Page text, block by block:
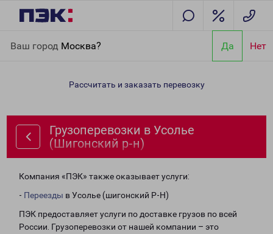
Ваш город Москва? Да Нет
р-н)
Рассчитать и заказать перевозку
Грузоперевозки в Усолье
(Шигонский р-н)
Компания «ПЭК» также оказывает услуги:
- Переезды в Усолье (шигонский Р-Н)
ПЭК предоставляет услуги по доставке грузов по всей
России. Грузоперевозки от нашей компании – это